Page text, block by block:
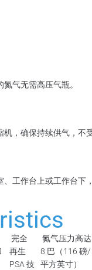
气无需高压气瓶。
，确保持续供气，不
工作台上或工作台下
完全
再生
PSA 技
氮气压力高达
8 巴（116 磅/
平方英寸）